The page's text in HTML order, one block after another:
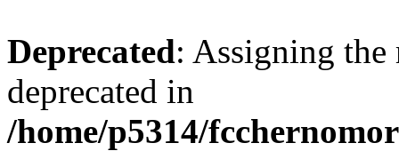
Deprecated: Assigning the
deprecated in
/home/p5314/